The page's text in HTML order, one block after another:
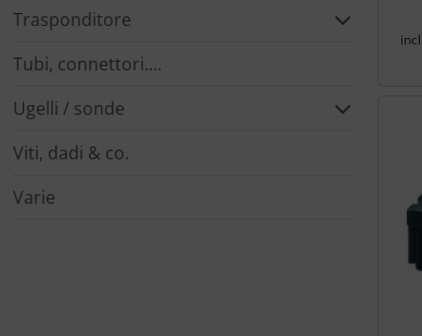
Trasponditore
Tubi, connettori....
Ugelli / sonde
Viti, dadi & co.
Varie